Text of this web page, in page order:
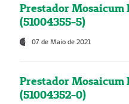
Prestador Mosaicum
(51004355-5)
07 de Maio de 2021
Prestador Mosaicum
(51004352-0)